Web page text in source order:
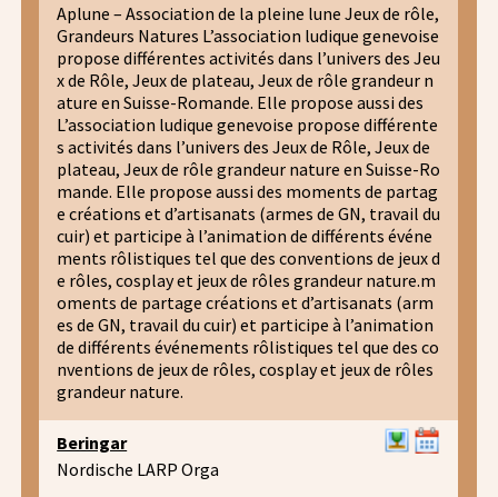
Aplune – Association de la pleine lune Jeux de rôle,
Grandeurs Natures L’association ludique genevoise
propose différentes activités dans l’univers des Jeu
x de Rôle, Jeux de plateau, Jeux de rôle grandeur n
ature en Suisse-Romande. Elle propose aussi des
L’association ludique genevoise propose différente
s activités dans l’univers des Jeux de Rôle, Jeux de
plateau, Jeux de rôle grandeur nature en Suisse-Ro
mande. Elle propose aussi des moments de partag
e créations et d’artisanats (armes de GN, travail du
cuir) et participe à l’animation de différents événe
ments rôlistiques tel que des conventions de jeux d
e rôles, cosplay et jeux de rôles grandeur nature.m
oments de partage créations et d’artisanats (arm
es de GN, travail du cuir) et participe à l’animation
de différents événements rôlistiques tel que des co
nventions de jeux de rôles, cosplay et jeux de rôles
grandeur nature.
Beringar
Nordische LARP Orga